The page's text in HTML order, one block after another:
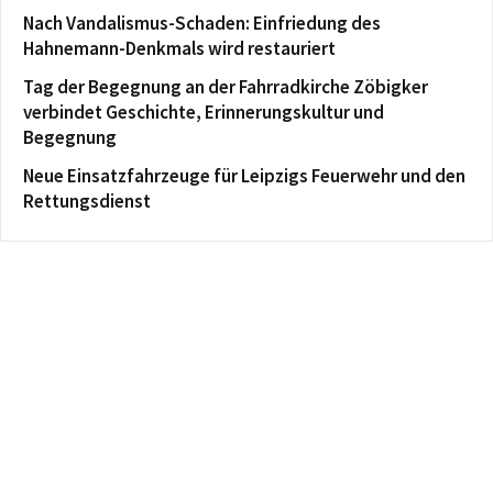
Nach Vandalismus-Schaden: Einfriedung des
Hahnemann-Denkmals wird restauriert
Tag der Begegnung an der Fahrradkirche Zöbigker
verbindet Geschichte, Erinnerungskultur und
Begegnung
Neue Einsatzfahrzeuge für Leipzigs Feuerwehr und den
Rettungsdienst